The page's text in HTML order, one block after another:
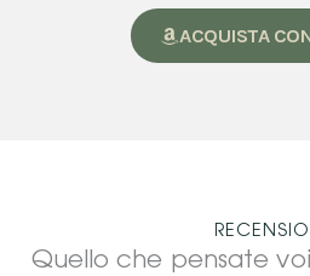
ACQUISTA
Quello che pensate